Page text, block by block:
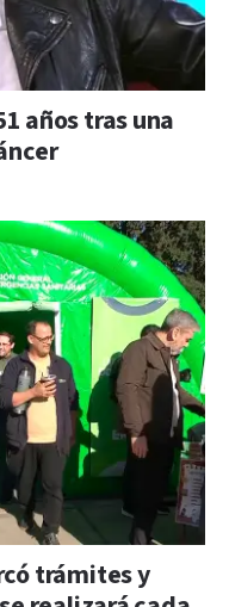
años tras una
trámites y